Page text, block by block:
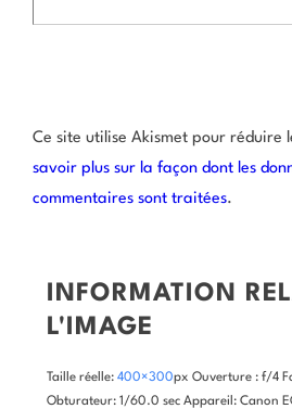
Ce site utilise Akismet pour réduire
savoir plus sur la façon dont les
commentaires sont traitées.
INFORMATION
L'IMAGE
Taille réelle: 400×300px Ouverture : f/4
Obturateur: 1/60.0 sec Appareil: Canon